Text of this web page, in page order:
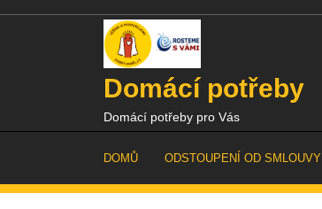
Domácí potřeby
Domácí potřeby pro Vás
DOMŮ ODSTOUPENÍ OD SMLOUVY